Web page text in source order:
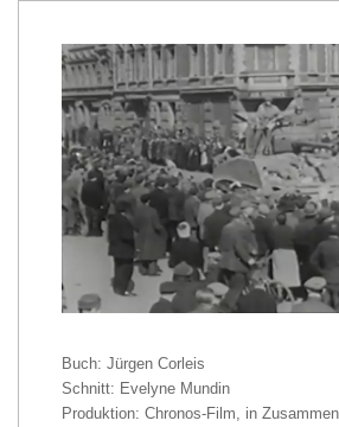
Buch: Jürgen Corleis
Schnitt: Evelyne Mundin
Produktion: Chronos-Film, in